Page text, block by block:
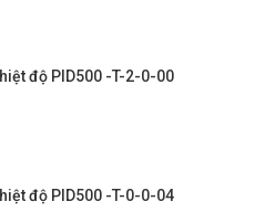
độ PID500 -T-2-0-00
độ PID500 -T-0-0-04